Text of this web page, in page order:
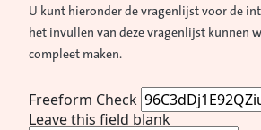
U kunt hieronder de vragenlijst voor de
het invullen van deze vragenlijst kunnen
compleet maken.
Freeform Check
Leave this field blank